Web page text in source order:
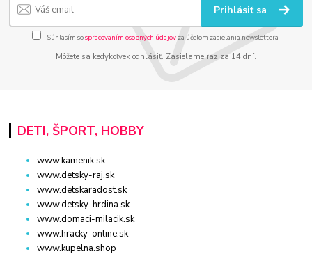
Prihlásiť sa
Súhlasím sospracovaním osobných údajov za účelom zasielania newslettera.
Môžete sa kedykoľvek odhlásiť. Zasielame raz za 14 dní.
DETI, ŠPORT, HOBBY
www.kamenik.sk
www.detsky-raj.sk
www.detskaradost.sk
www.detsky-hrdina.sk
www.domaci-milacik.sk
www.hracky-online.sk
www.kupelna.shop